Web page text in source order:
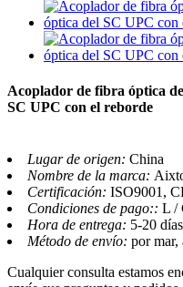
Acoplador de fibra óptica
SC UPC con el reborde
Lugar de origen: China
Nombre de la marca:
Certificación: ISO9001,
Condiciones de pago:: L /
Hora de entrega: 5-20
Método de envío: por mar,
Cualquier consulta estamos